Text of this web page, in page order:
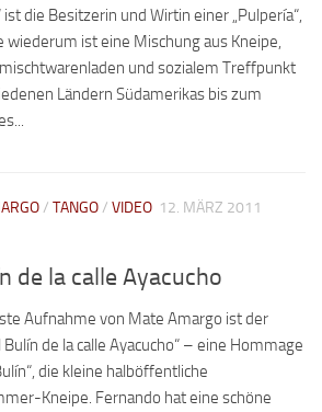
ist die Besitzerin und Wirtin einer „Pulpería“,
wiederum ist eine Mischung aus Kneipe,
und sozialem Treffpunkt
Ländern Südamerikas bis zum
/ TANGO/ VIDEO 12. MÄRZ 2011
de la calle Ayacucho
Aufnahme von Mate Amargo ist der
Bulín de la calle Ayacucho“ – eine Hommage
die kleine halböffentliche
Kneipe. Fernando hat eine schöne